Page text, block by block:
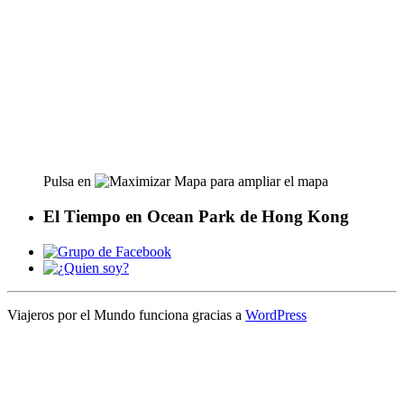
Pulsa en para ampliar el mapa
El Tiempo en Ocean Park de Hong Kong
Viajeros por el Mundo funciona gracias a WordPress